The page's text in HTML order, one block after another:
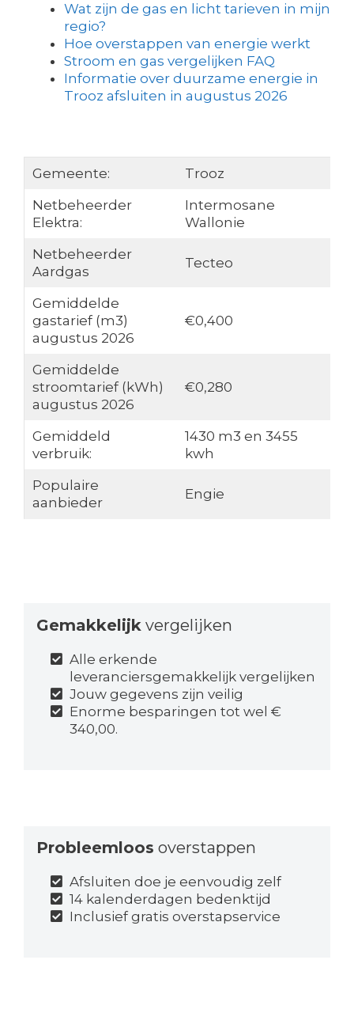
Wat zijn de gas en licht tarieven in mijn
regio?
Hoe overstappen van energie werkt
Stroom en gas vergelijken FAQ
Informatie over duurzame energie in
Trooz afsluiten in augustus 2026
Gemeente:
Trooz
Netbeheerder
Elektra:
Intermosane
Wallonie
Netbeheerder
Aardgas
Tecteo
Gemiddelde
gastarief (m3)
augustus 2026
€0,400
Gemiddelde
stroomtarief (kWh)
augustus 2026
€0,280
Gemiddeld
verbruik:
1430 m3 en 3455
kwh
Populaire
aanbieder
Engie
Gemakkelijk vergelijken
Alle erkende
leveranciersgemakkelijk vergelijken
Jouw gegevens zijn veilig
Enorme besparingen tot wel €
340,00.
Probleemloos overstappen
Afsluiten doe je eenvoudig zelf
14 kalenderdagen bedenktijd
Inclusief gratis overstapservice